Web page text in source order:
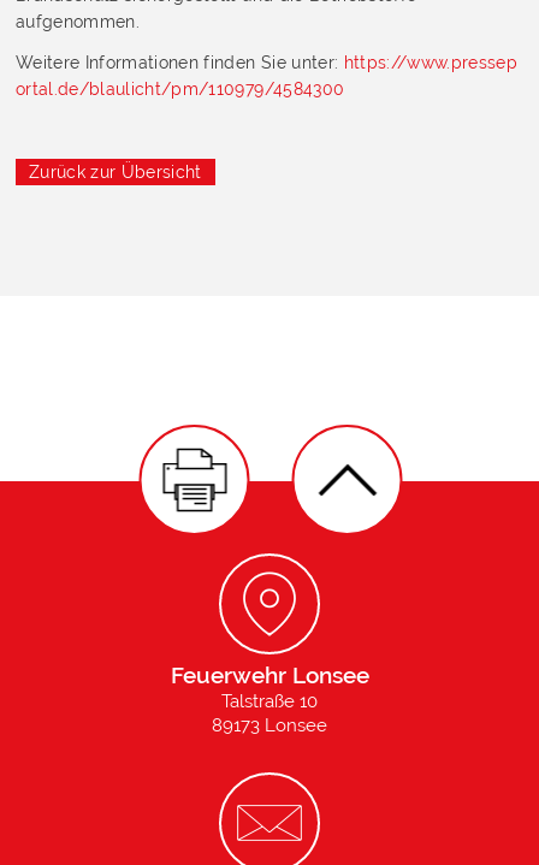
aufgenommen.
Weitere Informationen finden Sie unter: https://www.pressep
ortal.de/blaulicht/pm/110979/4584300
Zurück zur Übersicht
Feuerwehr Lonsee
Talstraße 10
89173 Lonsee